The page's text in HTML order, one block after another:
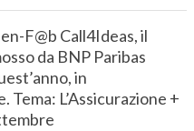
F@b Call4Ideas, il
da BNP Paribas
in
Tema: L’Assicurazione +